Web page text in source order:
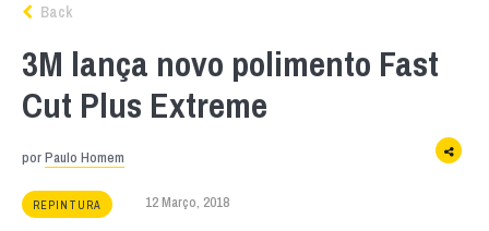
Back
3M lança novo polimento Fast
Cut Plus Extreme
porPaulo Homem
REPINTURA 12 Março, 2018